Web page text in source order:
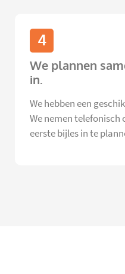
4
We plannen
in.
We hebben een
We nemen
eerste bijles in te